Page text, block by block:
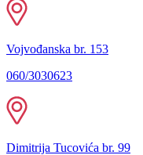
Vojvođanska br. 153
060/3030623
Dimitrija Tucovića br. 99